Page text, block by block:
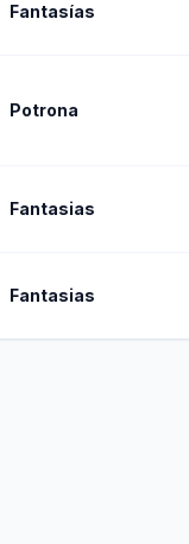
Fantasías
Potrona
Fantasias
Fantasias